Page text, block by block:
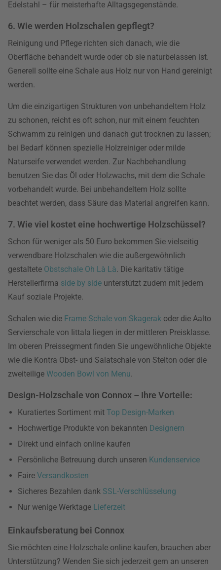
Edelstahl – für meisterhafte Alltagsgegenstände.
6. Wie werden Holzschalen gepflegt?
Reinigung und Pflege richten sich danach, wie die
Oberfläche behandelt wurde oder ob sie naturbelassen ist.
Generell sollte eine Schale aus Holz nur von Hand gereinigt
werden.
Um die einzigartigen Strukturen von unbehandeltem Holz
zu schonen, reicht es oft schon, nur mit einem feuchten
Schwamm zu reinigen und danach gut trocknen zu lassen;
bei Bedarf können spezielle Holzreiniger oder milde
Naturseife verwendet werden. Zur Nachbehandlung
benutzen Sie das Öl oder Holzwachs, mit dem die Schale
vorbehandelt wurde. Bei unbehandeltem Holz sollte
beachtet werden, dass Säure das Material angreifen kann.
7. Wie viel kostet eine hochwertige Holzschüssel?
Schon für weniger als 50 Euro bekommen Sie vielseitig
verwendbare Holzschalen wie die außergewöhnlich
gestaltete Obstschale Oh Là Là. Die karitativ tätige
Herstellerfirma side by side unterstützt zudem mit jedem
Kauf soziale Projekte.
Schalen wie die Frame Schale von Skagerak oder die Aalto
Servierschale von Iittala liegen in der mittleren Preisklasse.
Im oberen Preissegment finden Sie ungewöhnliche Objekte
wie die Kontra Obst- und Salatschale von Stelton oder die
zweiteilige Wooden Bowl von Menu.
Design-Holzschale von Connox – Ihre Vorteile:
Kuratiertes Sortiment mit Top Design-Marken
Hochwertige Produkte von bekannten Designern
Direkt und einfach online kaufen
Persönliche Betreuung durch unseren Kundenservice
Faire Versandkosten
Sicheres Bezahlen dank SSL-Verschlüsselung
Nur wenige Werktage Lieferzeit
Einkaufsberatung bei Connox
Sie möchten eine Holzschale online kaufen, brauchen aber
Unterstützung? Wenden Sie sich jederzeit gern an unseren